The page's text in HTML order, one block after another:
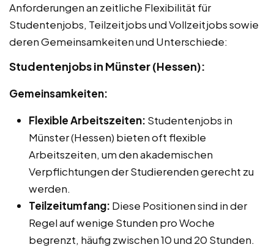
Anforderungen an zeitliche Flexibilität für
Studentenjobs, Teilzeitjobs und Vollzeitjobs sowie
deren Gemeinsamkeiten und Unterschiede:
Studentenjobs in Münster (Hessen):
Gemeinsamkeiten:
Flexible Arbeitszeiten: Studentenjobs in
Münster (Hessen) bieten oft flexible
Arbeitszeiten, um den akademischen
Verpflichtungen der Studierenden gerecht zu
werden.
Teilzeitumfang: Diese Positionen sind in der
Regel auf wenige Stunden pro Woche
begrenzt, häufig zwischen 10 und 20 Stunden.